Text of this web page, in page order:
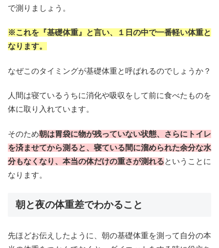
で測りましょう。
※これを『基礎体重』と言い、１日の中で一番軽い体重と
なります。
なぜこのタイミングが基礎体重と呼ばれるのでしょうか？
人間は寝ているうちに消化や吸収をして前に食べたものを
体に取り入れています。
そのため朝は胃袋に物が残っていない状態、さらにトイレ
を済ませてから測ると、寝ている間に溜められた余分な水
分もなくなり、本当の体だけの重さが測れるということに
なります。
朝と夜の体重差でわかること
先ほどお伝えしたように、朝の基礎体重を測って自分の本